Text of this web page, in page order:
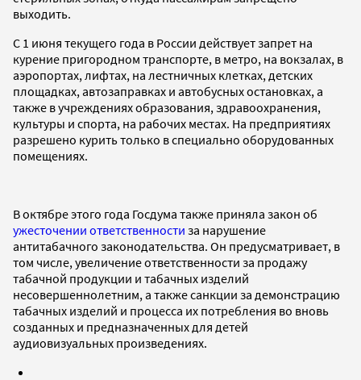
выходить.
С 1 июня текущего года в России действует запрет на
курение пригородном транспорте, в метро, на вокзалах, в
аэропортах, лифтах, на лестничных клетках, детских
площадках, автозаправках и автобусных остановках, а
также в учреждениях образования, здравоохранения,
культуры и спорта, на рабочих местах. На предприятиях
разрешено курить только в специально оборудованных
помещениях.
В октябре этого года Госдума также приняла закон об
ужесточении ответственности за нарушение
антитабачного законодательства. Он предусматривает, в
том числе, увеличение ответственности за продажу
табачной продукции и табачных изделий
несовершеннолетним, а также санкции за демонстрацию
табачных изделий и процесса их потребления во вновь
созданных и предназначенных для детей
аудиовизуальных произведениях.